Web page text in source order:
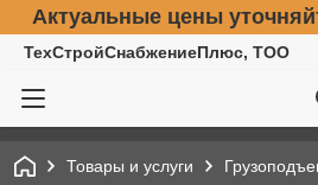
Актуальные цены
ТехСтройСнабжениеПлюс, ТОО
Товары и услуги